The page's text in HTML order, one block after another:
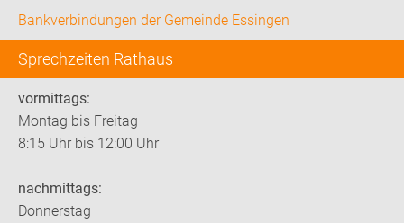
Bankverbindungen der Gemeinde Essingen
Sprechzeiten Rathaus
vormittags:
Montag bis Freitag
8:15 Uhr bis 12:00 Uhr
nachmittags:
Donnerstag